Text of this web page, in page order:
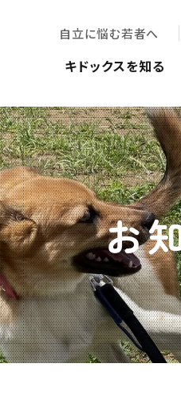
自立に悩む若者へ
キドックスを知る
お